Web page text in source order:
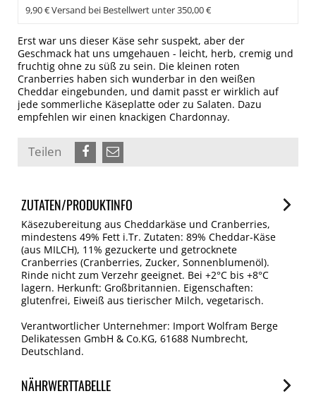
9,90 € Versand bei Bestellwert unter 350,00 €
Erst war uns dieser Käse sehr suspekt, aber der
Geschmack hat uns umgehauen - leicht, herb, cremig und
fruchtig ohne zu süß zu sein. Die kleinen roten
Cranberries haben sich wunderbar in den weißen
Cheddar eingebunden, und damit passt er wirklich auf
jede sommerliche Käseplatte oder zu Salaten. Dazu
empfehlen wir einen knackigen Chardonnay.
Teilen
ZUTATEN/PRODUKTINFO
Käsezubereitung aus Cheddarkäse und Cranberries,
mindestens 49% Fett i.Tr. Zutaten: 89% Cheddar-Käse
(aus MILCH), 11% gezuckerte und getrocknete
Cranberries (Cranberries, Zucker, Sonnenblumenöl).
Rinde nicht zum Verzehr geeignet. Bei +2°C bis +8°C
lagern. Herkunft: Großbritannien. Eigenschaften:
glutenfrei, Eiweiß aus tierischer Milch, vegetarisch.
Verantwortlicher Unternehmer: Import Wolfram Berge
Delikatessen GmbH & Co.KG, 61688 Numbrecht,
Deutschland.
NÄHRWERTTABELLE